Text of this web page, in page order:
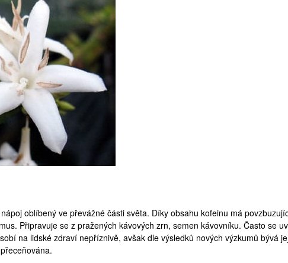
oblíbený ve převážné části světa. Díky obsahu kofeinu má
Připravuje se z pražených kávových zrn, semen kávovníku. Často se
na lidské zdraví nepříznivě, avšak dle výsledků nových výzkumů bývá